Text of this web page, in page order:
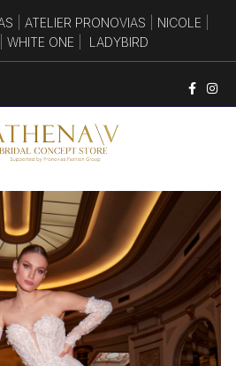
ATELIER PRONOVIAS NICOLE
WHITE ONE LADYBIRD